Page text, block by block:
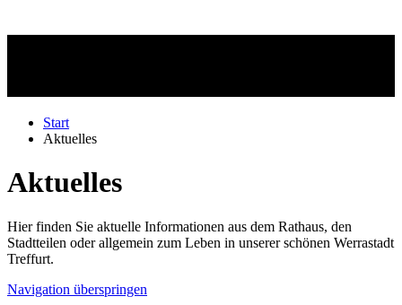
Start
Aktuelles
Aktuelles
Hier finden Sie aktuelle Informationen aus dem Rathaus, den
Stadtteilen oder allgemein zum Leben in unserer schönen Werrastadt
Treffurt.
Navigation überspringen